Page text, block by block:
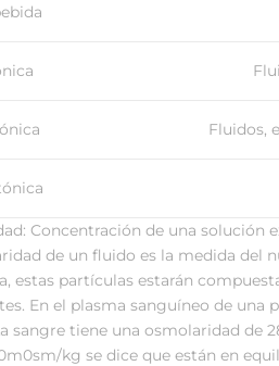
Fluidos,
Concentración de una solución
de un fluido es la medida del
estas partículas estarán
En el plasma sanguíneo de una
sangre tiene una osmolaridad de
kg se dice que están en